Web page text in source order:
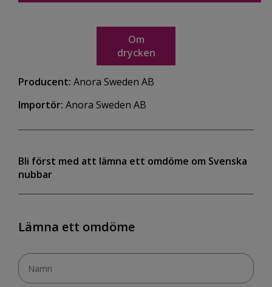
Om
drycken
Producent: Anora Sweden AB
Importör: Anora Sweden AB
Bli först med att lämna ett omdöme om Svenska
nubbar
Lämna ett omdöme